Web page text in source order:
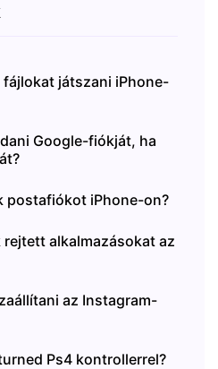
fájlokat játszani iPhone-
Google-fiókját, ha
postafiókot iPhone-on?
alkalmazásokat az
az Instagram-
Ps4 kontrollerrel?